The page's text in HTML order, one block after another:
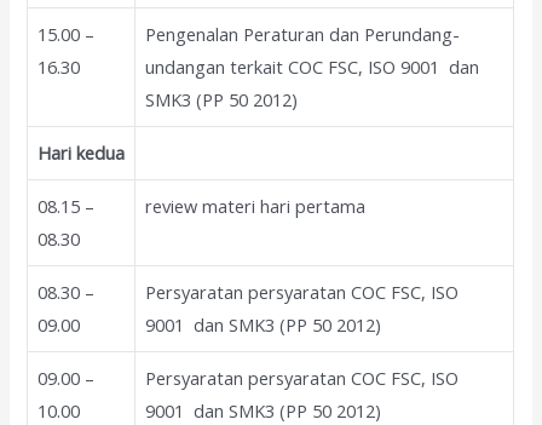
15.00 –
16.30
Pengenalan Peraturan dan Perundang-
undangan terkait COC FSC, ISO 9001 dan
SMK3 (PP 50 2012)
Hari kedua
08.15 –
08.30
review materi hari pertama
08.30 –
09.00
Persyaratan persyaratan COC FSC, ISO
9001 dan SMK3 (PP 50 2012)
09.00 –
10.00
Persyaratan persyaratan COC FSC, ISO
9001 dan SMK3 (PP 50 2012)